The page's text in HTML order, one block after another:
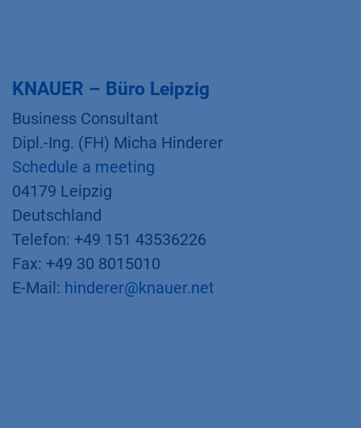
KNAUER – Büro Leipzig
Business Consultant
Dipl.-Ing. (FH) Micha Hinderer
Schedule a meeting
04179 Leipzig
Deutschland
Telefon: +49 151 43536226
Fax: +49 30 8015010
E-Mail: hinderer@knauer.net